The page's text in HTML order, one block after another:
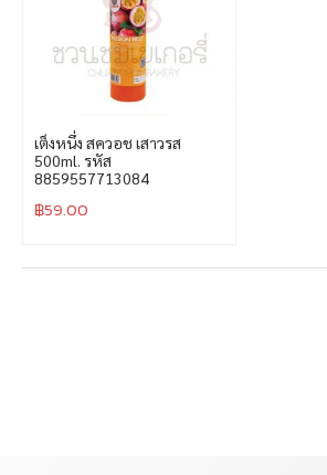
เต็งหนึ่ง สควอช เสาวรส
500ml. รหัส
8859557713084
฿59.00